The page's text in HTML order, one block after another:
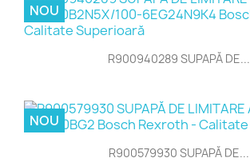
R900940289 SUPAPĂ DE...
NOU
R900579930 SUPAPĂ DE...
NOU